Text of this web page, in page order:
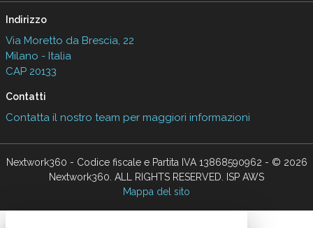
Indirizzo
Via Moretto da Brescia, 22
Milano - Italia
CAP 20133
Contatti
Contatta il nostro team per maggiori informazioni
Nextwork360 - Codice fiscale e Partita IVA 13868590962 - © 2026
Nextwork360. ALL RIGHTS RESERVED. ISP AWS
Mappa del sito